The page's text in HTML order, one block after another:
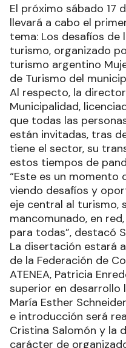
El próximo sábado 17
llevará a cabo el
tema: Los desafíos de
turismo, organizado
turismo argentino
de Turismo del
Al respecto, la
Municipalidad,
que todas las
están invitadas, tras
tiene el sector, su
estos tiempos de
“Este es un momento
viendo desafíos y
eje central al turismo,
mancomunado, en
para todas”, destacó
La disertación estará
de la Federación de
ATENEA, Patricia
superior en desarrollo
María Esther
e introducción será
Cristina Salomón y la
carácter de